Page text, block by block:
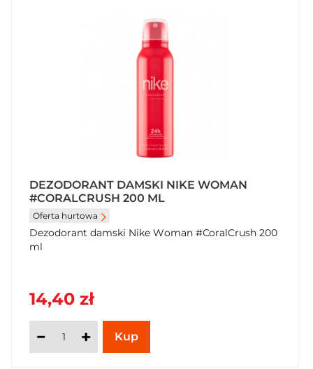
DEZODORANT DAMSKI NIKE WOMAN
#CORALCRUSH 200 ML
Oferta hurtowa
Dezodorant damski Nike Woman #CoralCrush 200
ml
14,40 zł